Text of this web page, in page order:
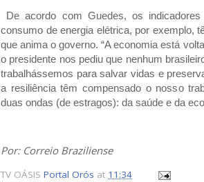
De acordo com Guedes, os
consumo de energia elétrica, por exemplo,
que anima o governo. “A economia está
o presidente nos pediu que nenhum
trabalhássemos para salvar vidas e
a resiliência têm compensado o nosso
duas ondas (de estragos): da saúde e da
Por: Correio Braziliense
TV OÁSIS Portal Orós at 11:34